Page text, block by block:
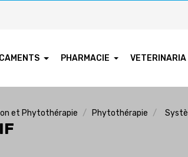
PHARMACIE VETERINARIA
et Phytothérapie Phytothérapie